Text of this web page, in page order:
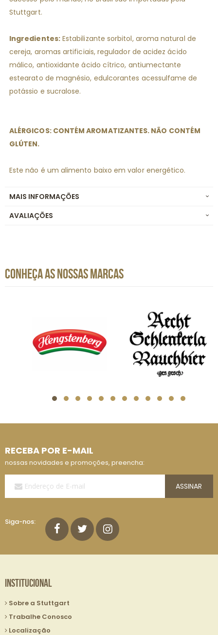
Stuttgart.
Ingredientes:Estabilizante sorbitol, aroma natural de
cereja, aromas artificiais, regulador de acidez ácido
málico, antioxidante ácido cítrico, antiumectante
estearato de magnésio, edulcorantes acessulfame de
potássio e sucralose.
ALÉRGICOS: CONTÉM AROMATIZANTES. NÃO CONTÉM
GLÚTEN.
Este não é um alimento baixo em valor energético.
MAIS INFORMAÇÕES
AVALIAÇÕES
CONHEÇA AS NOSSAS MARCAS
RECEBA POR E-MAIL
nossas novidades e promoções, preencha:
Nossa
E-
ASSINAR
Siga-nos:
Institucional
Sobre a Stuttgart
Trabalhe Conosco
Localização